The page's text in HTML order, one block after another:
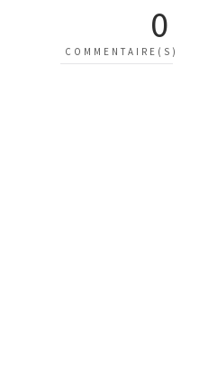
0
COMMENTAIRE(S)